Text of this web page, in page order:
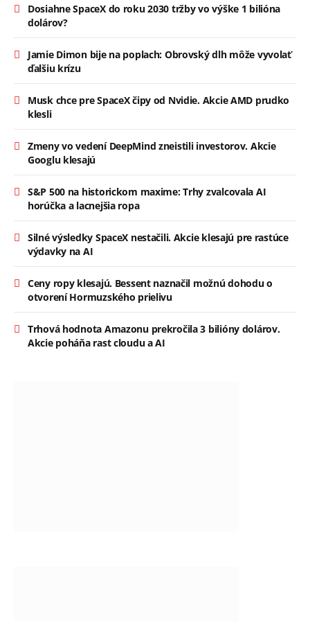
Dosiahne SpaceX do roku 2030 tržby vo výške 1 bilióna
dolárov?
Jamie Dimon bije na poplach: Obrovský dlh môže vyvolať
ďalšiu krízu
Musk chce pre SpaceX čipy od Nvidie. Akcie AMD prudko
klesli
Zmeny vo vedení DeepMind zneistili investorov. Akcie
Googlu klesajú
S&P 500 na historickom maxime: Trhy zvalcovala AI
horúčka a lacnejšia ropa
Silné výsledky SpaceX nestačili. Akcie klesajú pre rastúce
výdavky na AI
Ceny ropy klesajú. Bessent naznačil možnú dohodu o
otvorení Hormuzského prielivu
Trhová hodnota Amazonu prekročila 3 bilióny dolárov.
Akcie poháňa rast cloudu a AI